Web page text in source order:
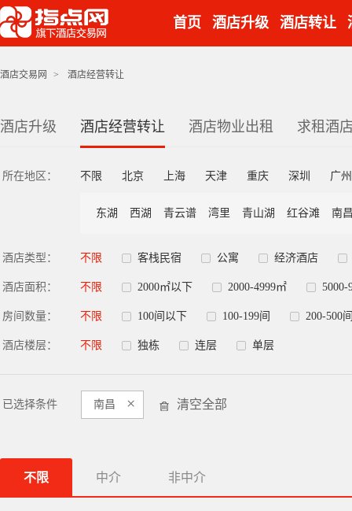
首页 酒店升级 酒店转让
酒店交易网 > 酒店经营转让
酒店升级 酒店经营转让 酒店物业出租 求租酒
所在地区： 不限 北京 上海 天津 重庆 深圳 广州
东湖 西湖 青云谱 湾里 青山湖 红谷滩 南
酒店类型： 不限 客栈民宿 公寓 经济酒店
酒店面积： 不限 2000㎡以下 2000-4999㎡ 5000-
房间数量： 不限 100间以下 100-199间 200-500
酒店楼层： 不限 独栋 连层 单层
已选择条件 南昌 × 清空全部
不限 中介 非中介